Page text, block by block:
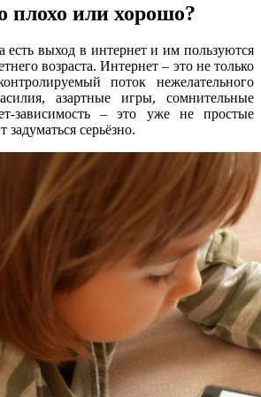
плохо или хорошо?
есть выход в интернет и им пользуются
возраста. Интернет – это не только
поток нежелательного
азартные игры, сомнительные
зависимость – это уже не простые
серьёзно.